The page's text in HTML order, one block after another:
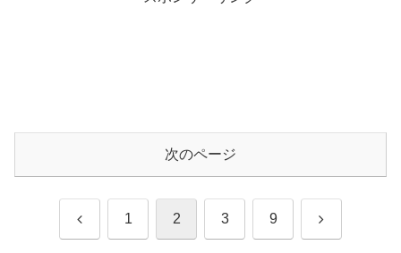
次のページ
前 1 2 3 9 次